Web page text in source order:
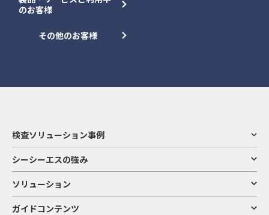
のお客様
その他のお客様
検査ソリューション事例
シーシーエスの強み
ソリューション
ガイドコンテンツ